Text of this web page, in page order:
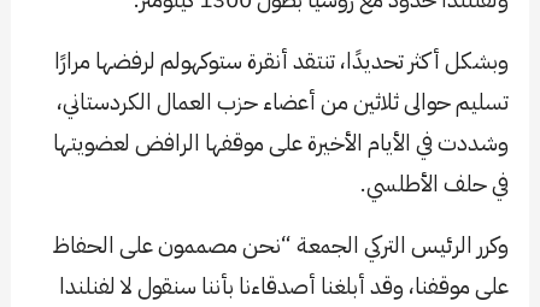
وبشكل أكثر تحديدًا، تنتقد أنقرة ستوكهولم لرفضها مرارًا
تسليم حوالى ثلاثين من أعضاء حزب العمال الكردستاني،
وشددت في الأيام الأخيرة على موقفها الرافض لعضويتها
في حلف الأطلسي.
وكرر الرئيس التركي الجمعة “نحن مصممون على الحفاظ
على موقفنا، وقد أبلغنا أصدقاءنا بأننا سنقول لا لفنلندا